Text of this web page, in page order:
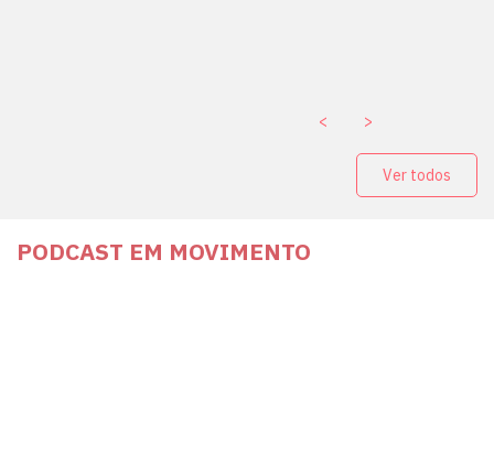
< >
Ver todos
PODCAST EM MOVIMENTO